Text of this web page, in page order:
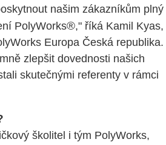
našim zákazníkům plný
PolyWorks®," říká Kamil Kyas,
Europa Česká republika.
zlepšit dovednosti našich
skutečnými referenty v rámci
školitel i tým PolyWorks,